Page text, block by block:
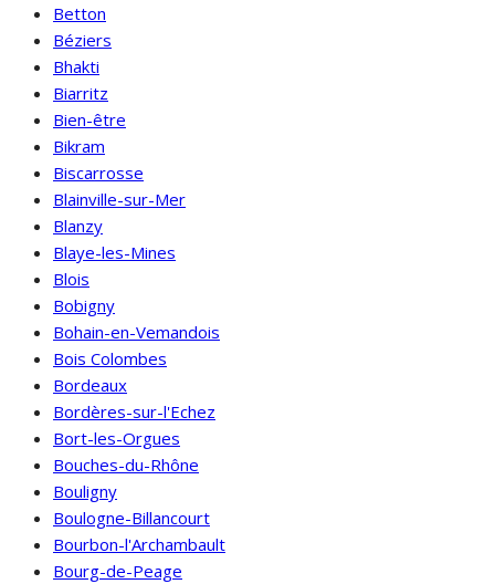
Betton
Béziers
Bhakti
Biarritz
Bien-être
Bikram
Biscarrosse
Blainville-sur-Mer
Blanzy
Blaye-les-Mines
Blois
Bobigny
Bohain-en-Vemandois
Bois Colombes
Bordeaux
Bordères-sur-l'Echez
Bort-les-Orgues
Bouches-du-Rhône
Bouligny
Boulogne-Billancourt
Bourbon-l'Archambault
Bourg-de-Peage